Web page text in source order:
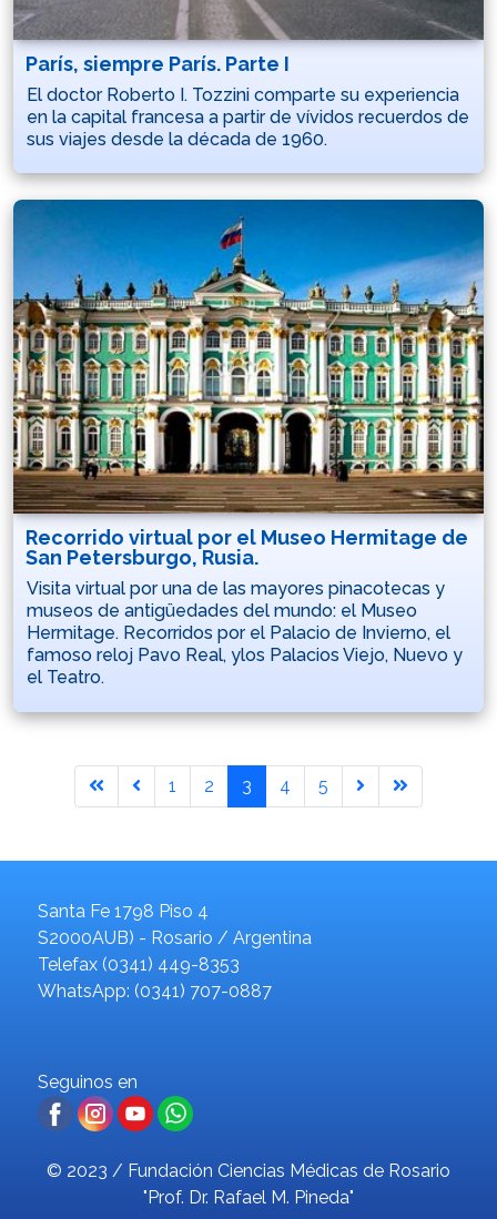
París, siempre París. Parte I
El doctor Roberto I. Tozzini comparte su experiencia
en la capital francesa a partir de vívidos recuerdos de
sus viajes desde la década de 1960.
Recorrido virtual por el Museo Hermitage de
San Petersburgo, Rusia.
Visita virtual por una de las mayores pinacotecas y
museos de antigüedades del mundo: el Museo
Hermitage. Recorridos por el Palacio de Invierno, el
famoso reloj Pavo Real, ylos Palacios Viejo, Nuevo y
el Teatro.
1 2 3 4 5
Santa Fe 1798 Piso 4
S2000AUB) - Rosario / Argentina
Telefax (0341) 449-8353
WhatsApp: (0341) 707-0887
Seguinos en
© 2023 / Fundación Ciencias Médicas de Rosario
"Prof. Dr. Rafael M. Pineda"